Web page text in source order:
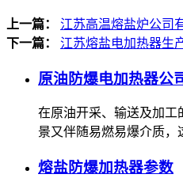
上一篇：
江苏高温熔盐炉公司
下一篇：
江苏熔盐电加热器生
原油防爆电加热器公
在原油开采、输送及加工
景又伴随易燃易爆介质
熔盐防爆加热器参数